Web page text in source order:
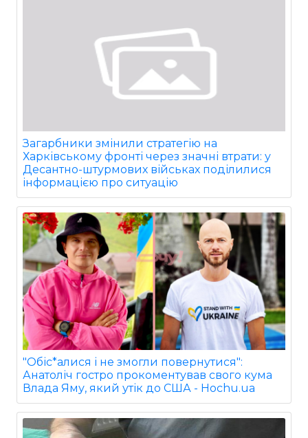
Загарбники змінили стратегію на
Харківському фронті через значні втрати: у
Десантно-штурмових військах поділилися
інформацією про ситуацію
"Обіс*алися і не змогли повернутися":
Анатоліч гостро прокоментував свого кума
Влада Яму, який утік до США - Hochu.ua